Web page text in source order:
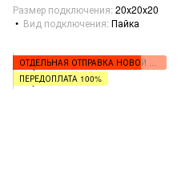
Размер подключения 20х20х20
Вид подключения Пайка
ОТДЕЛЬНАЯ ОТПРАВКА НОВОЙ ПОЧТОЙ
ПЕРЕДОПЛАТА 100%